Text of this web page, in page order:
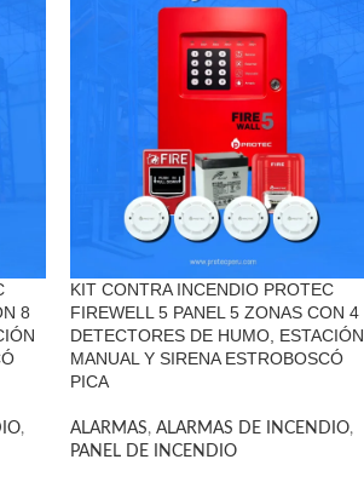
8
,
KIT CONTRA INCENDIO PROTEC
FIREWELL 5 PANEL 5 ZONAS CON 4
DETECTORES DE HUMO, ESTACIÓN
MANUAL Y SIRENA ESTROBOSCÓ
PICA
ALARMAS, ALARMAS DE INCENDIO,
PANEL DE INCENDIO